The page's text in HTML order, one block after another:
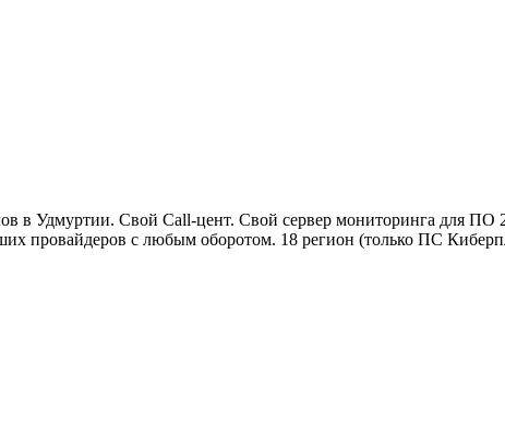
в Удмуртии. Свой Call-цент. Свой сервер мониторинга для
с любым оборотом. 18 регион (только ПС